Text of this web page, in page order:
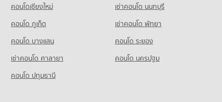
คอนโดเชียงใหม่
เช่าคอนโด นนทบุรี
คอนโด ภูเก็ต
เช่าคอนโด พัทยา
คอนโด บางแสน
คอนโด ระยอง
เช่าคอนโด ศาลายา
คอนโด นครปฐม
คอนโด ปทุมธานี